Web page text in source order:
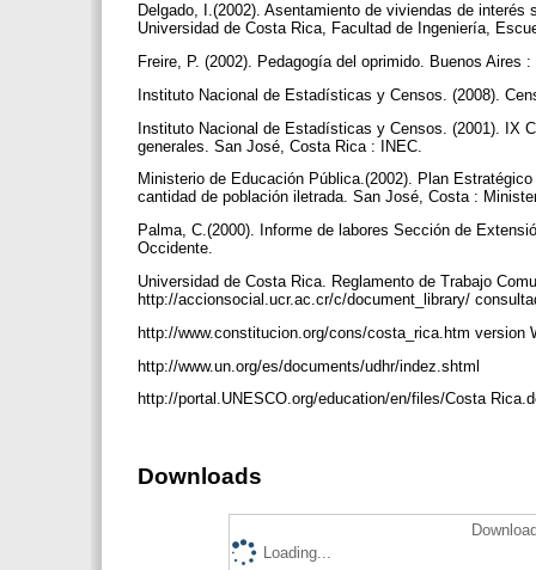
Delgado, I.(2002). Asentamiento de viviendas de
Universidad de Costa Rica, Facultad de Ingeniería,
Freire, P. (2002). Pedagogía del oprimido. Buenos Aires
Instituto Nacional de Estadísticas y Censos. (2008).
Instituto Nacional de Estadísticas y Censos. (2001). IX
generales. San José, Costa Rica : INEC.
Ministerio de Educación Pública.(2002). Plan
cantidad de población iletrada. San José, Costa :
Palma, C.(2000). Informe de labores Sección de
Occidente.
Universidad de Costa Rica. Reglamento de Trabajo
http://accionsocial.ucr.ac.cr/c/document_library/
http://www.constitucion.org/cons/costa_rica.htm version
http://www.un.org/es/documents/udhr/indez.shtml
http://portal.UNESCO.org/education/en/files/Costa
Downloads
Loading...